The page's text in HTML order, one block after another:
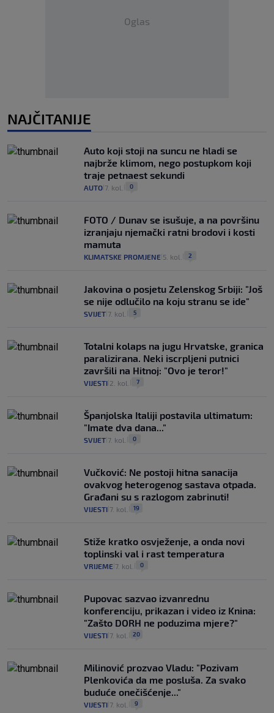
Oglas
NAJČITANIJE
Auto koji stoji na suncu ne hladi se
najbrže klimom, nego postupkom koji
traje petnaest sekundi
AUTO 7. kol. 0
FOTO / Dunav se isušuje, a na površinu
izranjaju njemački ratni brodovi i kosti
mamuta
KLIMATSKE PROMJENE 5. kol. 2
Jakovina o posjetu Zelenskog Srbiji: "Još
se nije odlučilo na koju stranu se ide"
SVIJET 7. kol. 5
Totalni kolaps na jugu Hrvatske, granica
paralizirana. Neki iscrpljeni putnici
završili na Hitnoj: "Ovo je teror!"
VIJESTI 2. kol. 7
Španjolska Italiji postavila ultimatum:
"Imate dva dana..."
SVIJET 7. kol. 0
Vučković: Ne postoji hitna sanacija
ovakvog heterogenog sastava otpada.
Građani su s razlogom zabrinuti!
VIJESTI 7. kol. 19
Stiže kratko osvježenje, a onda novi
toplinski val i rast temperatura
VRIJEME 7. kol. 0
Pupovac sazvao izvanrednu
konferenciju, prikazan i video iz Knina:
"Zašto DORH ne poduzima mjere?"
VIJESTI 7. kol. 20
Milinović prozvao Vladu: "Pozivam
Plenkovića da me posluša. Za svako
buduće onečišćenje..."
VIJESTI 7. kol. 9